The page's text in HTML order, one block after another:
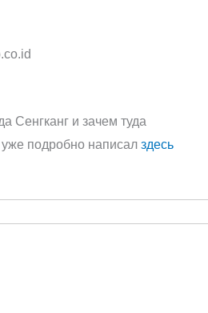
Сенгканг и зачем туда
подробно написал здесь